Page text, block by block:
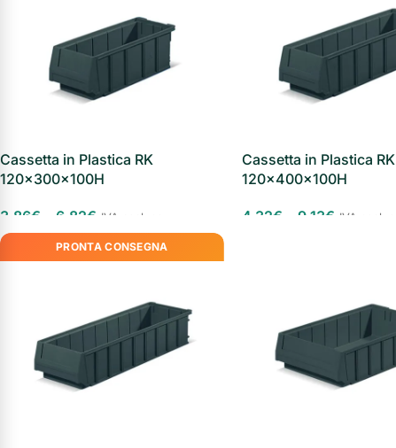
Armadi
Forze
sicurezza
Cassetta in Plastica RK
120x300x100H
3,86€ 6,82€ IVA esclusa
Cassetta in Plastica RK
120x400x100H
4,32€ 9,13€ IVA esclusa
PRONTA CONSEGNA